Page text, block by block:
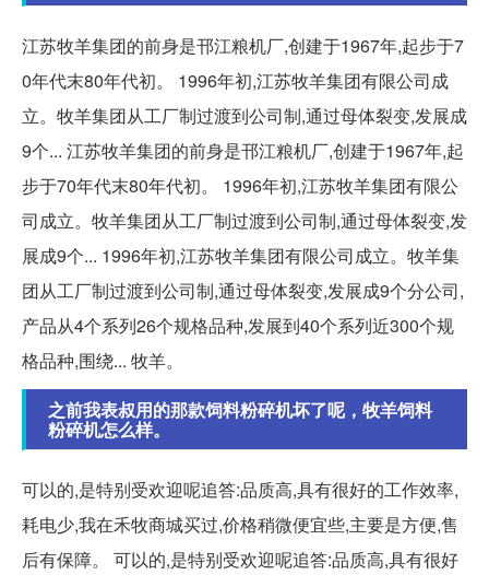
江苏牧羊集团的前身是邗江粮机厂,创建于1967年,起步于7
0年代末80年代初。 1996年初,江苏牧羊集团有限公司成
立。牧羊集团从工厂制过渡到公司制,通过母体裂变,发展成
9个... 江苏牧羊集团的前身是邗江粮机厂,创建于1967年,起
步于70年代末80年代初。 1996年初,江苏牧羊集团有限公
司成立。牧羊集团从工厂制过渡到公司制,通过母体裂变,发
展成9个... 1996年初,江苏牧羊集团有限公司成立。牧羊集
团从工厂制过渡到公司制,通过母体裂变,发展成9个分公司,
产品从4个系列26个规格品种,发展到40个系列近300个规
格品种,围绕... 牧羊。
之前我表叔用的那款饲料粉碎机坏了呢，牧羊饲料
粉碎机怎么样。
可以的,是特别受欢迎呢追答:品质高,具有很好的工作效率,
耗电少,我在禾牧商城买过,价格稍微便宜些,主要是方便,售
后有保障。 可以的,是特别受欢迎呢追答:品质高,具有很好